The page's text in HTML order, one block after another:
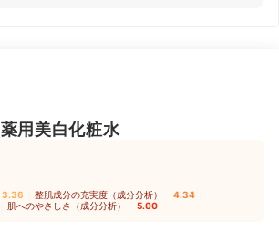
薬用美白化粧水
3.36 整肌成分の充実度（成分分析） 4.34
肌へのやさしさ（成分分析） 5.00